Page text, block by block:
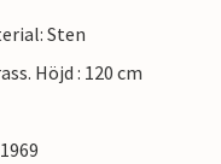
Sten
Höjd : 120 cm